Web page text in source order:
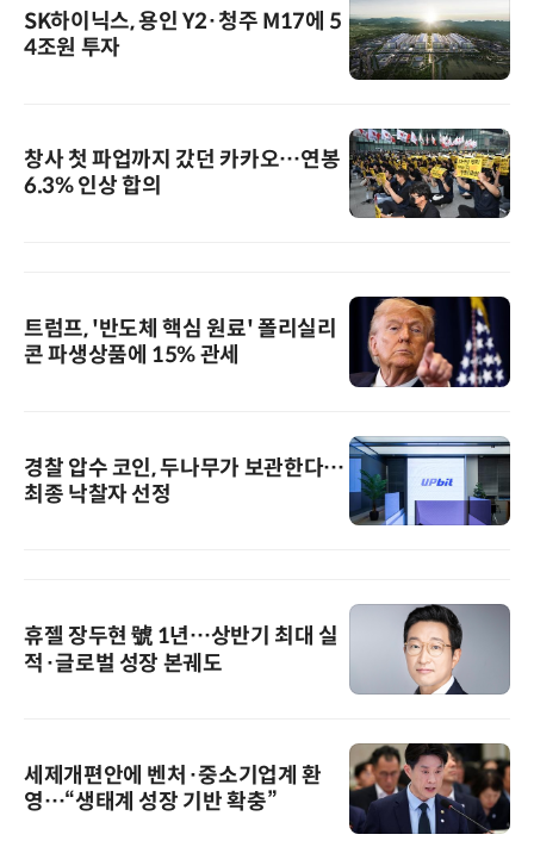
SK하이닉스, 용인 Y2·청주 M17에 5
4조원 투자
창사 첫 파업까지 갔던 카카오…연봉
6.3% 인상 합의
트럼프, '반도체 핵심 원료' 폴리실리
콘 파생상품에 15% 관세
경찰 압수 코인, 두나무가 보관한다…
최종 낙찰자 선정
휴젤 장두현 號 1년…상반기 최대 실
적·글로벌 성장 본궤도
세제개편안에 벤처·중소기업계 환
영…“생태계 성장 기반 확충”